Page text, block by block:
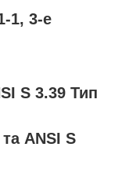
1, 3-е
S 3.39 Тип
ANSI S